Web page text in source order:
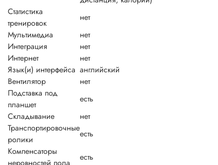
Статистика
тренировок
нет
Мультимедиа
нет
Интеграция
нет
Интернет
нет
Язык(и) интерфейса английский
Вентилятор
нет
Подставка под
планшет
есть
Складывание
нет
Транспортировочные
ролики
есть
Компенсаторы
есть